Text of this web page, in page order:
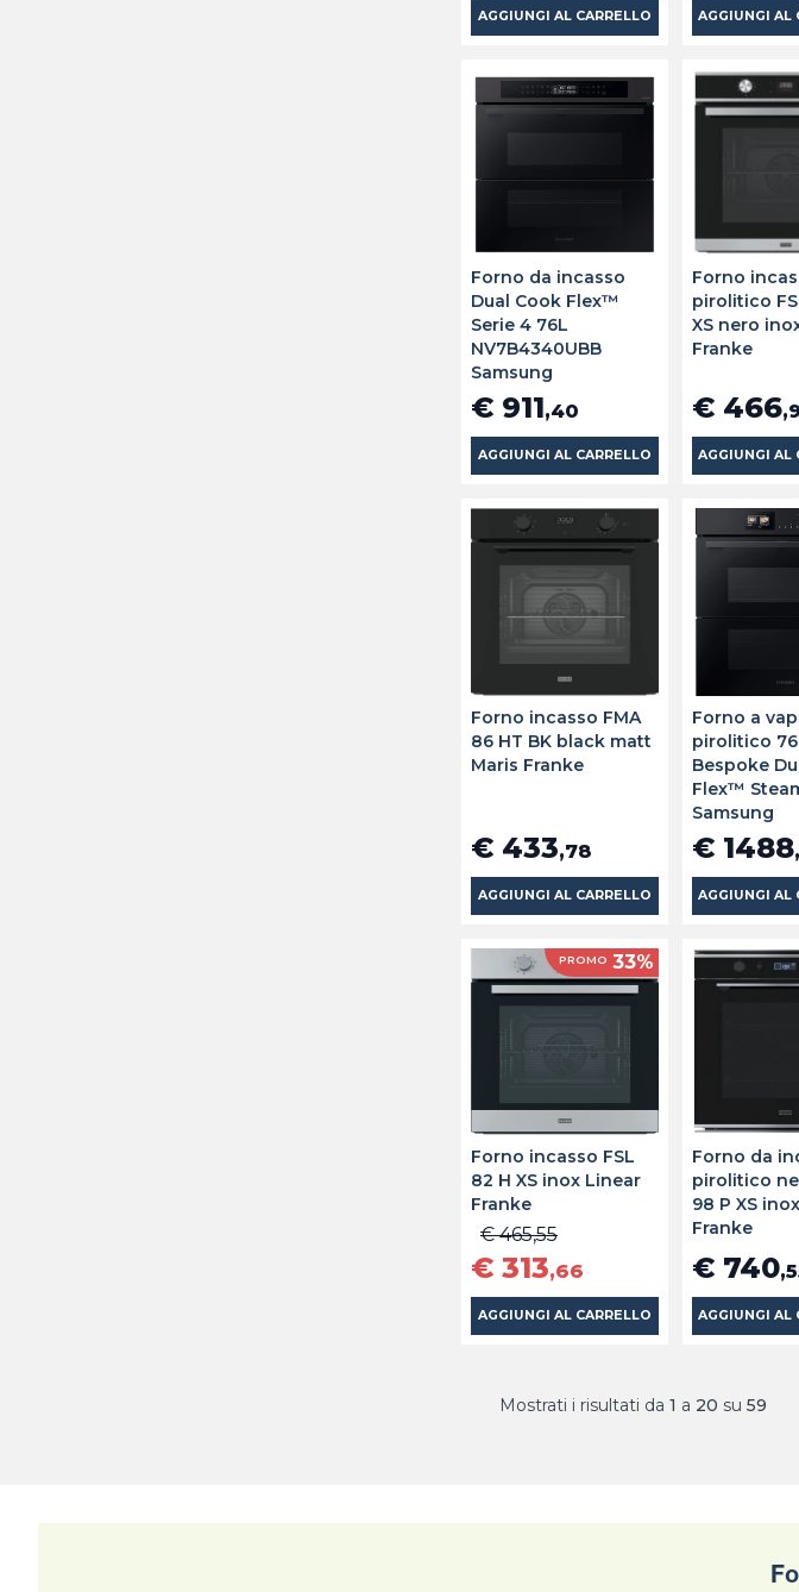
AGGIUNGI AL CARRELLO AGGIUNGI AL
Forno da incasso
Dual Cook Flex™
Serie 4 76L
NV7B4340UBB
Samsung
€ 911,40
AGGIUNGI AL CARRELLO
Forno
pirolitico
XS nero
Franke
€ 466
AGGIUNGI AL
Forno incasso FMA
86 HT BK black matt
Maris Franke
€ 433,78
AGGIUNGI AL CARRELLO
Forno a
pirolitico
Bespoke
Flex™
Samsung
€ 1488
AGGIUNGI AL
PROMO 33%
Forno incasso FSL
82 H XS inox Linear
Franke
€ 313,66
€ 465,55
AGGIUNGI AL CARRELLO
Forno da
pirolitico
98 P XS
Franke
€ 740
AGGIUNGI AL
Mostrati i risultati da 1 a 20 su 59